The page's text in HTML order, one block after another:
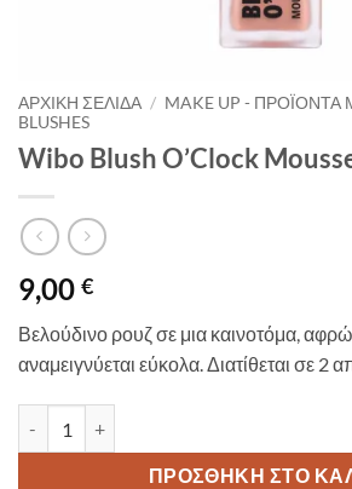
ΑΡΧΙΚΉ ΣΕΛΊΔΑ / MAKE UP - ΠΡΟΪΌΝΤΑ
BLUSHES
Wibo Blush O’Clock
9,00 €
Βελούδινο ρουζ σε μια καινοτόμα,
αναμειγνύεται εύκολα. Διατίθεται σε 2
ΠΡΟΣΘΉΚΗ ΣΤΟ